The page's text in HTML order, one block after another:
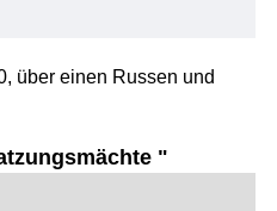
über einen Russen und
"